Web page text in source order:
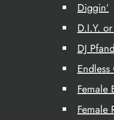
Diggin‘
D.I.Y.
DJ
Female
Female